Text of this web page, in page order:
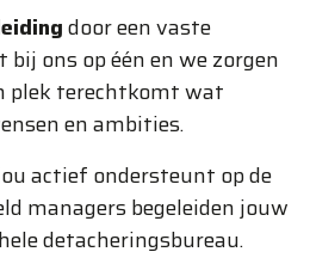
door een vaste
ons op één en we zorgen
plek terechtkomt wat
en ambities.
actief ondersteunt op de
managers begeleiden jouw
detacheringsbureau.